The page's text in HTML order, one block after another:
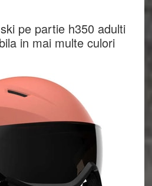
pe partie h350 adulti
in mai multe culori